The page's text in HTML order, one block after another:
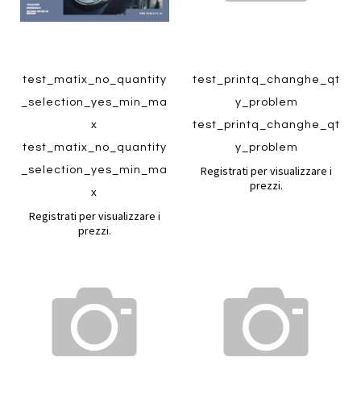
test_matix_no_quantity
_selection_yes_min_ma
x
test_matix_no_quantity
_selection_yes_min_ma
x
Registrati per visualizzare i
prezzi.
test_printq_changhe_qt
y_problem
test_printq_changhe_qt
y_problem
Registrati per visualizzare i
prezzi.
preferiti
preferiti